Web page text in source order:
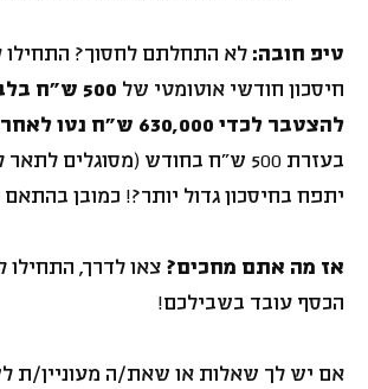
טיפ חובה: לא התחלתם לחסוך? התחילו
חיסכון חודשי אוטומטי של 500 ש"ח
להצטבר לכדי 630,000 ש"ח נטו לאחר מיסים
בעזרת 500 ש"ח בחודש (מסוגלים
יתפח בחיסכון גדול יותר?! כמובן בהתאם
אז מה אתם מחכים? צאו לדרך, התחילו
הכסף עובד בשבילכם!
אם יש לך שאלות או שאת/ה מעוניין/ת